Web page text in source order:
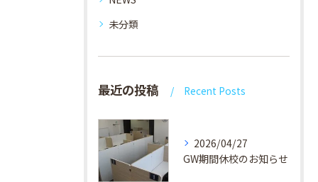
未分類
最近の投稿 Recent Posts
2026/04/27
GW期間休校のお知らせ